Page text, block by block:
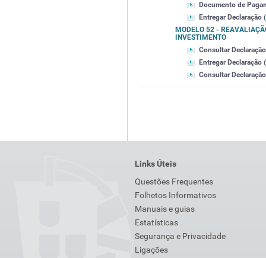
Documento de
Entregar
MODELO 52 -
INVESTIMENTO
Consultar
Entregar
Consultar Declaração
Links Úteis
Questões Frequentes
Folhetos Informativos
Manuais e guias
Estatísticas
Segurança e Privacidade
Ligações